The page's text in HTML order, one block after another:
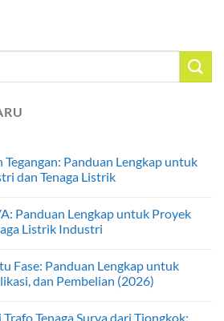
Tegangan: Panduan Lengkap untuk
dan Tenaga Listrik
Panduan Lengkap untuk Proyek
Listrik Industri
Fase: Panduan Lengkap untuk
dan Pembelian (2026)
Tenaga Surya dari Tiongkok: